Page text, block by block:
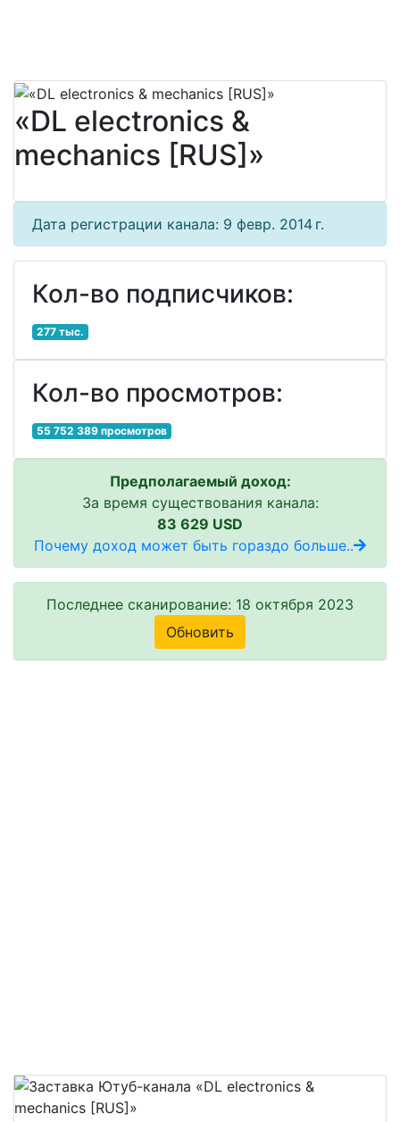
«DL electronics &
mechanics [RUS]»
Дата регистрации канала: 9 февр. 2014 г.
Кол-во подписчиков:
277 тыс.
Кол-во просмотров:
55 752 389 просмотров
Предполагаемый доход:
За время существования канала:
83 629 USD
Почему доход может быть гораздо больше..
Последнее сканирование: 18 октября 2023
Обновить